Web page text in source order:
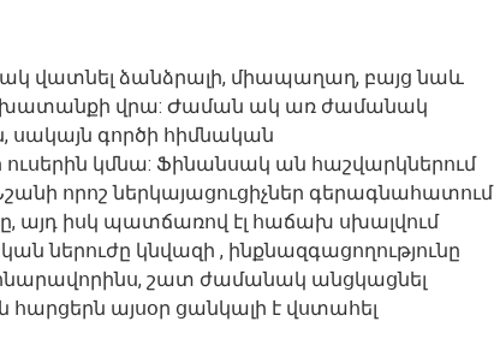
վատնել ձանձրալի, միապաղաղ, բայց նաև
վրա: Ժաման ակ առ ժամանակ
սակայն գործի հիմնական
կմնա: Ֆինանսակ ան հաշվարկներում
որոշ ներկայացուցիչներ գերագնահատում
այդ իսկ պատճառով էլ հաճախ սխալվում
ներուժը կնվազի , ինքնազգացողությունը
շատ ժամանակ անցկացնել
այսօր ցանկալի է վստահել